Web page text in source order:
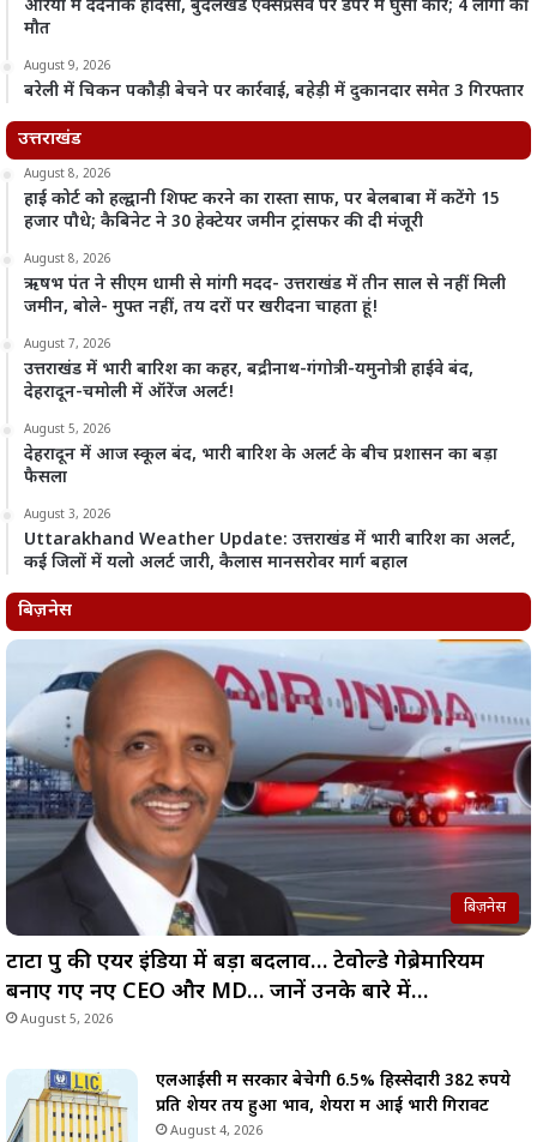
औरैया में दर्दनाक हादसा, बुंदेलखंड एक्सप्रेसवे पर डंपर में घुसी कार; 4 लोगों की
मौत
August 9, 2026
बरेली में चिकन पकौड़ी बेचने पर कार्रवाई, बहेड़ी में दुकानदार समेत 3 गिरफ्तार
उत्तराखंड
August 8, 2026
हाई कोर्ट को हल्द्वानी शिफ्ट करने का रास्ता साफ, पर बेलबाबा में कटेंगे 15
हजार पौधे; कैबिनेट ने 30 हेक्टेयर जमीन ट्रांसफर की दी मंजूरी
August 8, 2026
ऋषभ पंत ने सीएम धामी से मांगी मदद- उत्तराखंड में तीन साल से नहीं मिली
जमीन, बोले- मुफ्त नहीं, तय दरों पर खरीदना चाहता हूं!
August 7, 2026
उत्तराखंड में भारी बारिश का कहर, बद्रीनाथ-गंगोत्री-यमुनोत्री हाईवे बंद,
देहरादून-चमोली में ऑरेंज अलर्ट!
August 5, 2026
देहरादून में आज स्कूल बंद, भारी बारिश के अलर्ट के बीच प्रशासन का बड़ा
फैसला
August 3, 2026
Uttarakhand Weather Update: उत्तराखंड में भारी बारिश का अलर्ट,
कई जिलों में यलो अलर्ट जारी, कैलास मानसरोवर मार्ग बहाल
बिज़नेस
बिज़नेस
टाटा ग्रुप की एयर इंडिया में बड़ा बदलाव… टेवोल्डे गेब्रेमारियम
बनाए गए नए CEO और MD… जानें उनके बारे में…
August 5, 2026
एलआईसी में सरकार बेचेगी 6.5% हिस्सेदारी 382 रुपये
प्रति शेयर तय हुआ भाव, शेयरों में आई भारी गिरावट
August 4, 2026